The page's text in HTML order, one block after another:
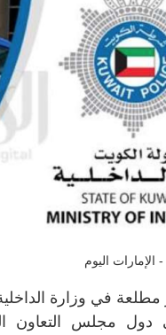
الإمارات اليوم
في وزارة
دول مجلس التعاون